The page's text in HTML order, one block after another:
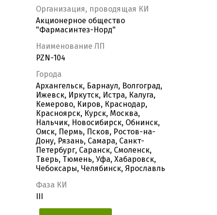
Организация, проводящая КИ
Акционерное общество
"Фармасинтез-Норд"
Наименование ЛП
PZN-104
Города
Архангельск, Барнаул, Волгоград,
Ижевск, Иркутск, Истра, Калуга,
Кемерово, Киров, Краснодар,
Красноярск, Курск, Москва,
Нальчик, Новосибирск, Обнинск,
Омск, Пермь, Псков, Ростов-на-
Дону, Рязань, Самара, Санкт-
Петербург, Саранск, Смоленск,
Тверь, Тюмень, Уфа, Хабаровск,
Чебоксары, Челябинск, Ярославль
Фаза КИ